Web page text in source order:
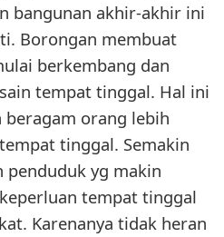
bangunan akhir-akhir ini
Borongan membuat
berkembang dan
tempat tinggal. Hal ini
beragam orang lebih
tinggal. Semakin
penduduk yg makin
tempat tinggal
Karenanya tidak heran